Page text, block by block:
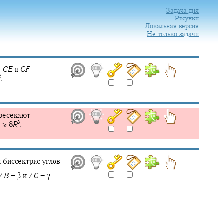
Задача дня
Рисунки
Локальная версия
Не только задачи
CE и CF
.
≥ 8R3.
биссектрис углов
B = β и ∠C = γ.